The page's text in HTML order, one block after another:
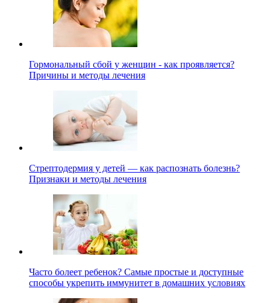
Гормональный сбой у женщин - как проявляется?
Причины и методы лечения
Стрептодермия у детей — как распознать болезнь?
Признаки и методы лечения
Часто болеет ребенок? Самые простые и доступные
способы укрепить иммунитет в домашних условиях